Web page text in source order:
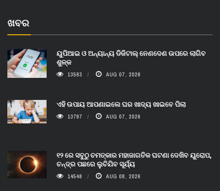
ଖବର
ୟୁପିଆଇ ଓ ଅନ୍ୟାନ୍ୟ ଡିଜିଟାଲ୍ ନେଣଦେଣ ଉପରେ ଲାଗିବ
ଶୁଳ୍କ
13583 AUG 07, 2026
ଏହି ଉପାୟ ଆପଣାଇଲେ ଘର ଖାଦ୍ୟ ଖାଇବେ ପିଲା
13797 AUG 07, 2026
୧୨ ରେ ସବୁଠୁ ଚମତ୍କାର ମହାଜାଗତିକ ଘଟଣା ଦେଖିବ ୟୁରୋପ,
ଚନ୍ଦ୍ର ପଛରେ ଲୁଚିଯିବ ସୂର୍ଯ୍ୟ
14548 AUG 08, 2026